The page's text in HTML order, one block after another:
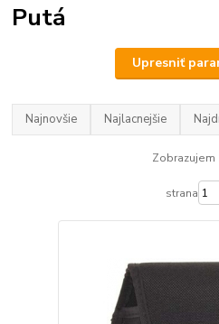
Putá
Upresniť
Najnovšie Najlacnejšie
Zobrazujem
strana